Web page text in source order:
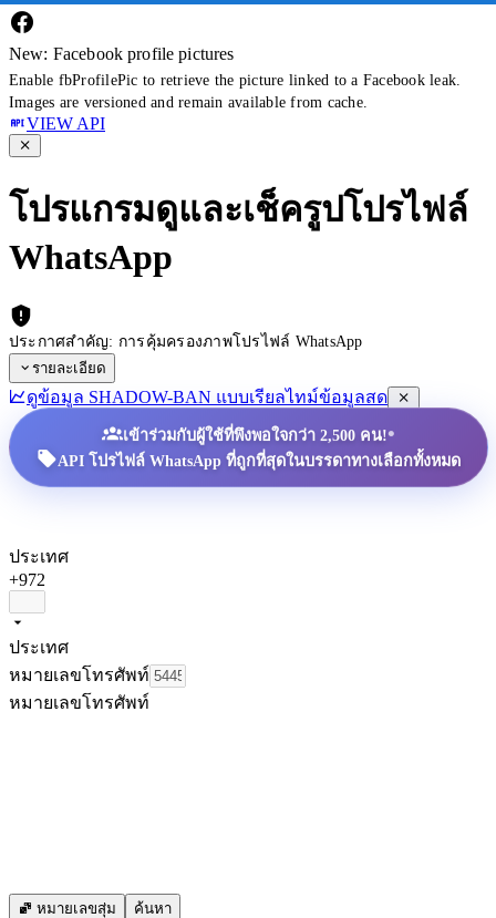
New: Facebook profile pictures
Enable fbProfilePic to retrieve the picture linked to a Facebook leak.
Images are versioned and remain available from cache.
VIEW API
โปรแกรมดูและเช็ครูปโปรไฟล์
WhatsApp
ประกาศสำคัญ: การคุ้มครองภาพโปรไฟล์ WhatsApp
รายละเอียด
ดูข้อมูล SHADOW-BAN แบบเรียลไทม์ข้อมูลสด
เข้าร่วมกับผู้ใช้ที่พึงพอใจกว่า 2,500 คน!•
API โปรไฟล์ WhatsApp ที่ถูกที่สุดในบรรดาทางเลือกทั้งหมด
ประเทศ
+972
ประเทศ
หมายเลขโทรศัพท์
หมายเลขโทรศัพท์
หมายเลขสุ่ม ค้นหา